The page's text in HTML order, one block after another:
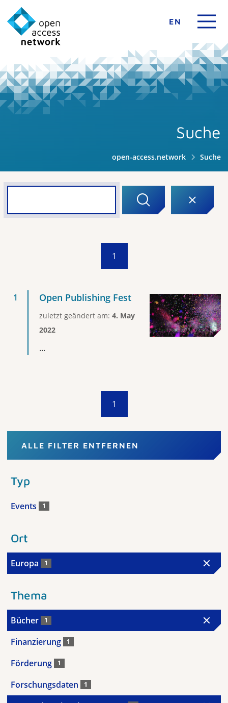
EN
Suche
open-access.network Suche
1
Open Publishing Fest
zuletzt geändert am: 4. May
2022
...
1
ALLE FILTER ENTFERNEN
Typ
Events 1
Ort
Europa 1
Thema
Bücher 1
Finanzierung 1
Förderung 1
Forschungsdaten 1